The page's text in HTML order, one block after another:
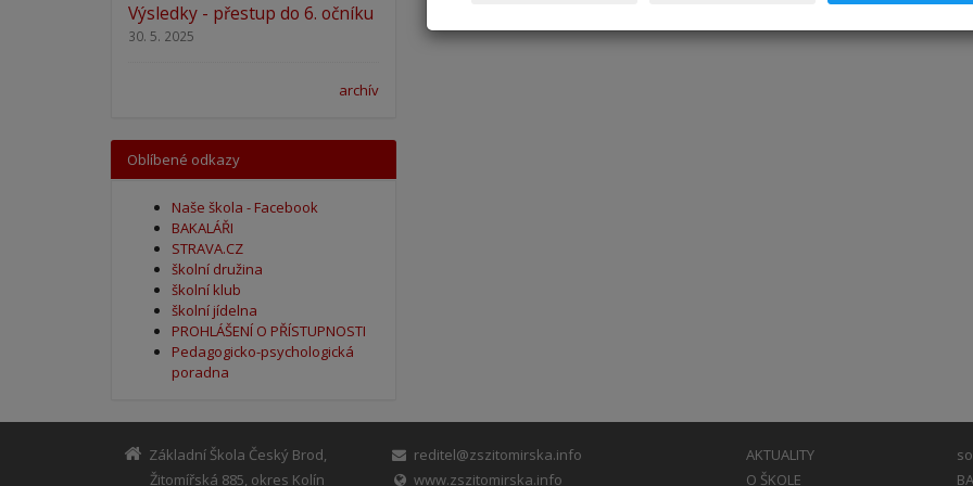
Výsledky - přestup do 6. očníku
30. 5. 2025
archív
Oblíbené odkazy
Naše škola - Facebook
BAKALÁŘI
STRAVA.CZ
školní družina
školní klub
školní jídelna
PROHLÁŠENÍ O PŘÍSTUPNOSTI
Pedagogicko-psychologická
poradna
Základní Škola Český Brod,
Žitomířská 885, okres Kolín
reditel@zszitomirska.info
www.zszitomirska.info
AKTUALITY
O ŠKOLE